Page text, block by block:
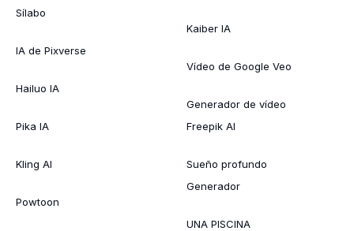
Sílabo
IA de Pixverse
Hailuo IA
Pika IA
Kling AI
Powtoon
Kaiber IA
Vídeo de Google Veo
Generador de vídeo
Freepik AI
Sueño profundo
Generador
UNA PISCINA